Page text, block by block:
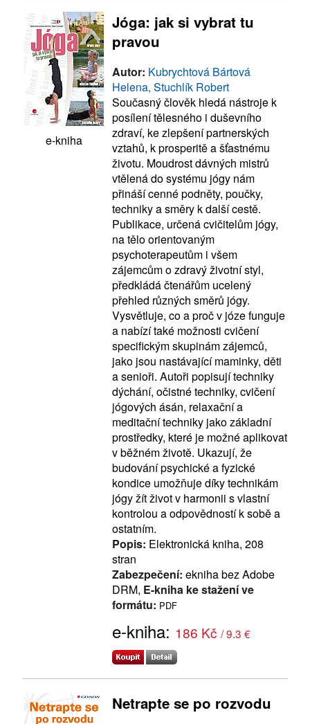
e-kniha
Jóga: jak si vybrat tu
pravou
Autor: Kubrychtová Bártová
Helena, Stuchlík Robert
Současný člověk hledá nástroje k
posílení tělesného i duševního
zdraví, ke zlepšení partnerských
vztahů, k prosperitě a šťastnému
životu. Moudrost dávných mistrů
vtělená do systému jógy nám
přináší cenné podněty, poučky,
techniky a směry k další cestě.
Publikace, určená cvičitelům jógy,
na tělo orientovaným
psychoterapeutům i všem
zájemcům o zdravý životní styl,
předkládá čtenářům ucelený
přehled různých směrů jógy.
Vysvětluje, co a proč v józe funguje
a nabízí také možnosti cvičení
specifickým skupinám zájemců,
jako jsou nastávající maminky, děti
a senioři. Autoři popisují techniky
dýchání, očistné techniky, cvičení
jógových ásán, relaxační a
meditační techniky jako základní
prostředky, které je možné aplikovat
v běžném životě. Ukazují, že
budování psychické a fyzické
kondice umožňuje díky technikám
jógy žít život v harmonii s vlastní
kontrolou a odpovědností k sobě a
ostatním.
Popis: Elektronická kniha, 208
stran
Zabezpečení: ekniha bez Adobe
DRM, E-kniha ke stažení ve
formátu: PDF
e-kniha: 186 Kč / 9.3 €
Netrapte se po rozvodu